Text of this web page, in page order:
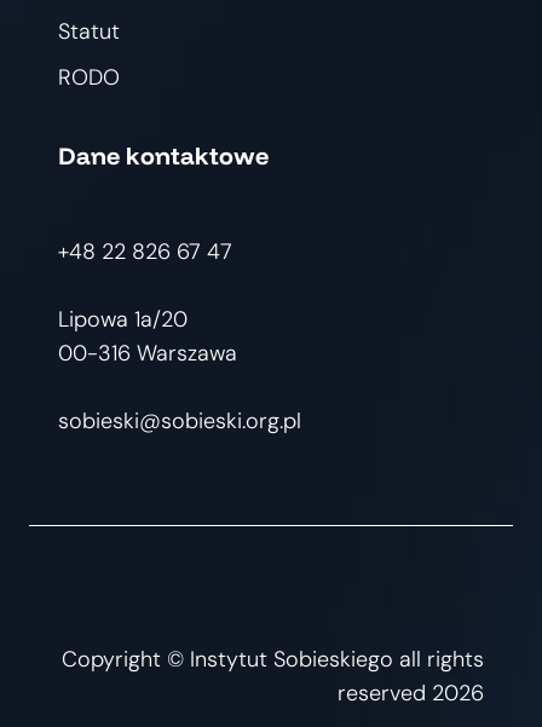
Statut
RODO
Dane kontaktowe
+48 22 826 67 47
Lipowa 1a/20
00-316 Warszawa
sobieski@sobieski.org.pl
Copyright © Instytut Sobieskiego all rights
reserved 2026